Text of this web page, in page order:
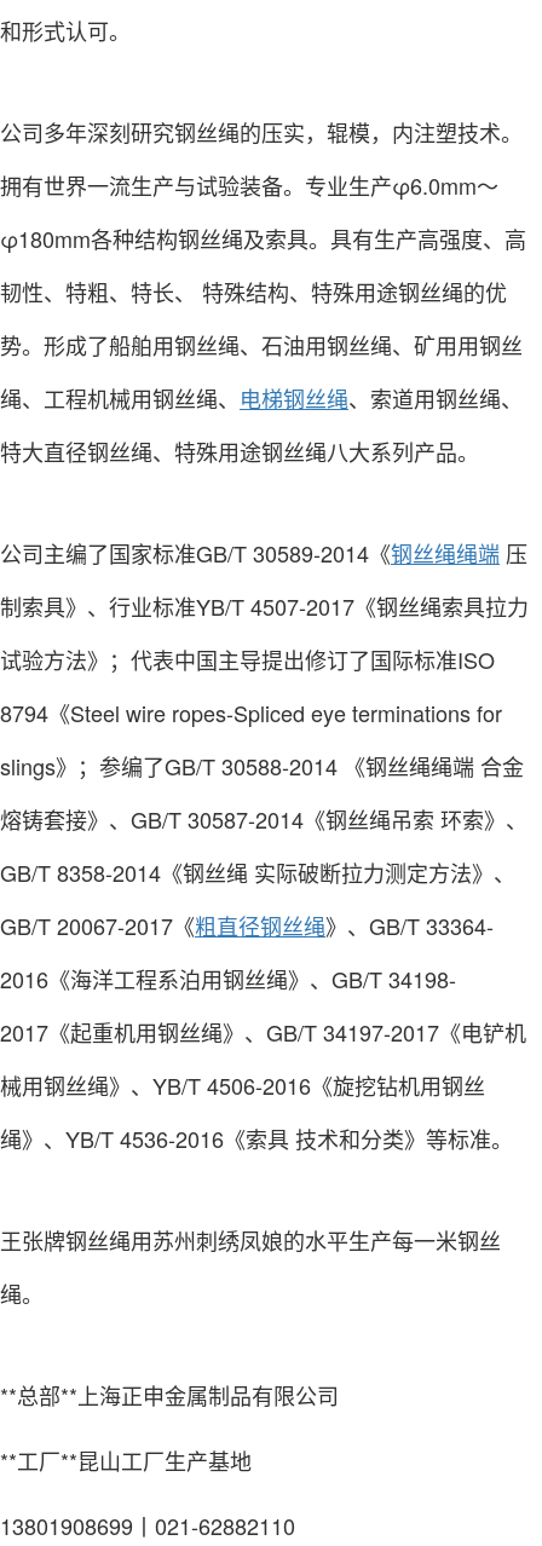
和形式认可。
公司多年深刻研究钢丝绳的压实，辊模，内注塑技术。
拥有世界一流生产与试验装备。专业生产φ6.0mm～
φ180mm各种结构钢丝绳及索具。具有生产高强度、高
韧性、特粗、特长、 特殊结构、特殊用途钢丝绳的优
势。形成了船舶用钢丝绳、石油用钢丝绳、矿用用钢丝
绳、工程机械用钢丝绳、 电梯钢丝绳、索道用钢丝绳、
特大直径钢丝绳、特殊用途钢丝绳八大系列产品。
公司主编了国家标准GB/T 30589-2014《钢丝绳绳端 压
制索具》、行业标准YB/T 4507-2017《钢丝绳索具拉力
试验方法》；代表中国主导提出修订了国际标准ISO
8794《Steel wire ropes-Spliced eye terminations for
slings》；参编了GB/T 30588-2014 《钢丝绳绳端 合金
熔铸套接》、GB/T 30587-2014《钢丝绳吊索 环索》、
GB/T 8358-2014《钢丝绳 实际破断拉力测定方法》、
GB/T 20067-2017《粗直径钢丝绳》、GB/T 33364-
2016《海洋工程系泊用钢丝绳》、GB/T 34198-
2017《起重机用钢丝绳》、GB/T 34197-2017《电铲机
械用钢丝绳》、YB/T 4506-2016《旋挖钻机用钢丝
绳》、YB/T 4536-2016《索具 技术和分类》等标准。
王张牌钢丝绳用苏州刺绣凤娘的水平生产每一米钢丝
绳。
**总部**上海正申金属制品有限公司
**工厂**昆山工厂生产基地
13801908699丨021-62882110